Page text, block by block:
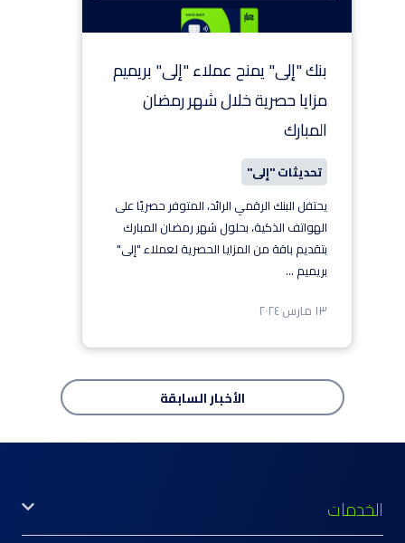
بنك "إلى" يمنح عملاء "إلى" بريميم
مزايا حصرية خلال شهر رمضان
المبارك
تحديثات "إلى"
يحتفل البنك الرقمي الرائد، المتوفر حصريًا على
الهواتف الذكية، بحلول شهر رمضان المبارك
بتقديم باقة من المزايا الحصرية لعملاء "إلى"
بريميم ...
١٣ مارس ٢٠٢٤
الأخبارالسابقة
الخدمات